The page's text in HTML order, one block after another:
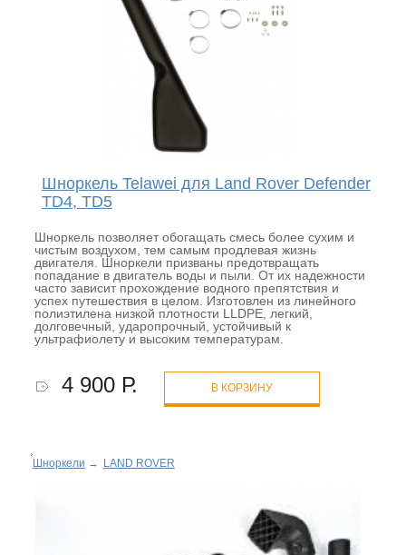
Шноркель Telawei для Land Rover Defender
TD4, TD5
Шноркель позволяет обогащать смесь более сухим и
чистым воздухом, тем самым продлевая жизнь
двигателя. Шноркели призваны предотвращать
попадание в двигатель воды и пыли. От их надежности
часто зависит прохождение водного препятствия и
успех путешествия в целом. Изготовлен из линейного
полиэтилена низкой плотности LLDPE, легкий,
долговечный, ударопрочный, устойчивый к
ультрафиолету и высоким температурам.
4 900 Р. В КОРЗИНУ
Шноркели → LAND ROVER